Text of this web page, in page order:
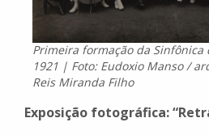
Primeira formação da Sinfônica
1921 | Foto: Eudoxio Manso /
Reis Miranda Filho
Exposição fotográfica: